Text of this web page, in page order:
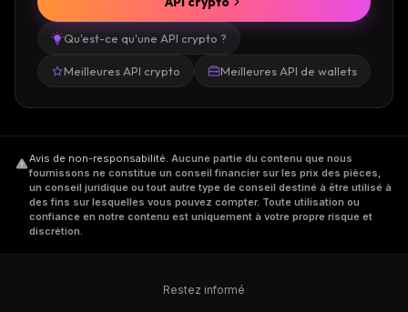
Qu'est-ce qu'une API crypto ?
Meilleures API crypto Meilleures API de wallets
Avis de non-responsabilité. Aucune partie du contenu que nous
fournissons ne constitue un conseil financier sur les prix des pièces,
un conseil juridique ou tout autre type de conseil destiné à être utilisé à
des fins sur lesquelles vous pouvez compter. Toute utilisation ou
confiance en notre contenu est uniquement à votre propre risque et
discrétion.
Restez informé